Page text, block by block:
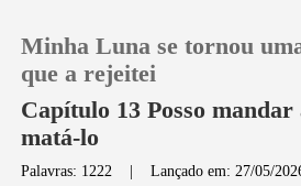
Minha Luna se tornou
que a rejeitei
Capítulo 13 Posso
matá-lo
Palavras: 1222 |Lançado em: 27/05/